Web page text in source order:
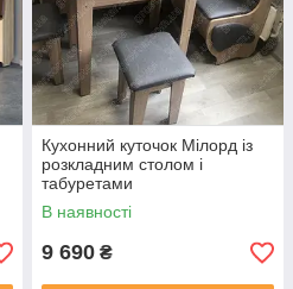
Кухонний куточок Мілорд із
розкладним столом і
табуретами
В наявності
9 690 ₴